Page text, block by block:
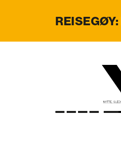
REISEGØY: